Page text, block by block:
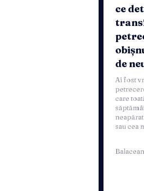
ce
de
Ai fost
care
sau cea